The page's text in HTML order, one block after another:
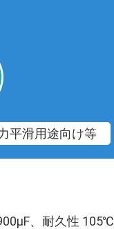
平滑用途向け等
、耐久性 105℃